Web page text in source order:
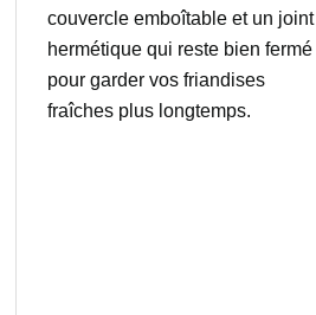
couvercle emboîtable et un joint
hermétique qui reste bien fermé
pour garder vos friandises
fraîches plus longtemps.